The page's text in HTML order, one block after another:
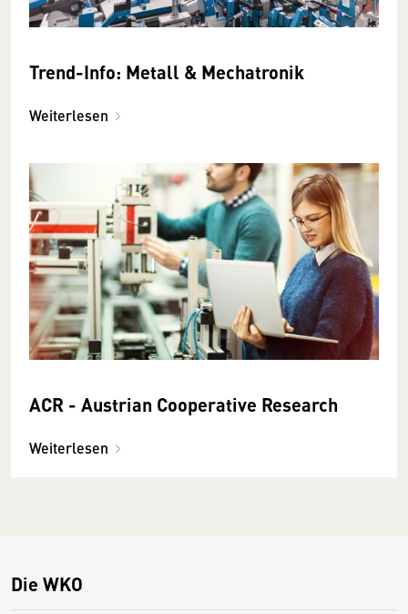
Trend-Info: Metall & Mechatronik
Weiterlesen
ACR - Austrian Cooperative Research
Weiterlesen
Die WKO